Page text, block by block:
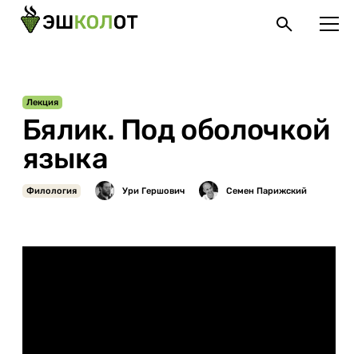
Бялик. Под оболочкой
языка
Лекция
Филология